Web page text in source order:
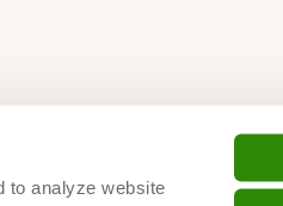
to analyze website